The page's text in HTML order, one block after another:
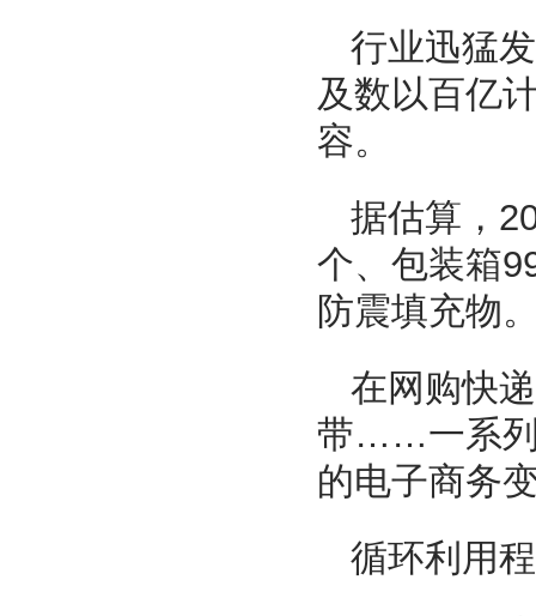
行业迅猛
及数以百亿
容。
据估算，
个、包装箱
防震填充物
在网购快
带……一系列
的电子商务
循环利用